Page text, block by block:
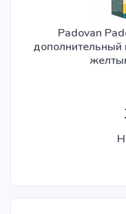
Padovan